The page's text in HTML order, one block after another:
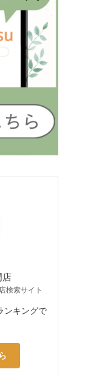
店
検索サイト
ンキングで